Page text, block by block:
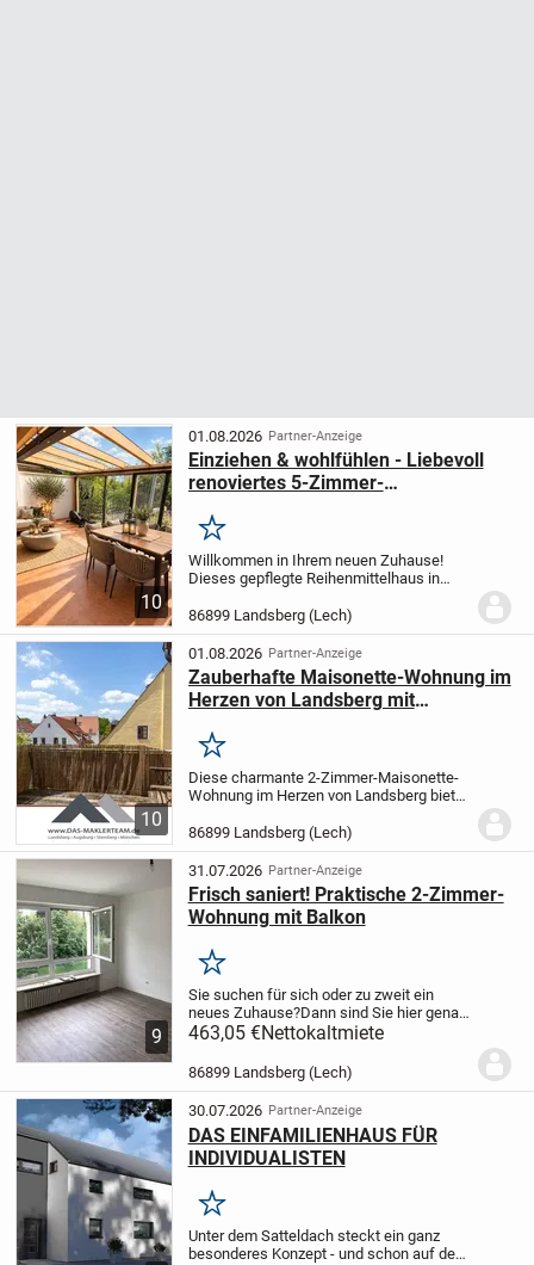
10
01.08.2026 Partner-Anzeige
Einziehen & wohlfühlen - Liebevoll
renoviertes 5-Zimmer-
Merken
Willkommen in Ihrem neuen Zuhause!
Dieses gepflegte Reihenmittelhaus in
überzeugt mit einer durchdachten
Raumaufteilung und einem großzügigen
Platzangebot. Im Zuge...
86899 Landsberg (Lech)
10
01.08.2026 Partner-Anzeige
Zauberhafte Maisonette-Wohnung im
Herzen von Landsberg mit
Merken
Diese charmante 2-Zimmer-Maisonette-
Wohnung im Herzen von Landsberg bietet
durchdachte Raumaufteilung macht sie
ideal für Singles, Paare oder
Kapitalanleger, die eine...
86899 Landsberg (Lech)
9
31.07.2026 Partner-Anzeige
Frisch saniert! Praktische 2-Zimmer-
Wohnung mit Balkon
Merken
Sie suchen für sich oder zu zweit ein
neues Zuhause?Dann sind Sie hier genau
richtig!Die helle und praktisch
befindet sich im 2. Obergeschoss eines
gepflegten und...
463,05 €Nettokaltmiete
86899 Landsberg (Lech)
30.07.2026 Partner-Anzeige
DAS EINFAMILIENHAUS FÜR
INDIVIDUALISTEN
Merken
Unter dem Satteldach steckt ein ganz
besonderes Konzept - und schon auf den